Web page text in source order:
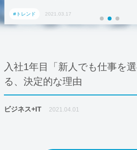
#トレンド 2021.03.17
入社1年目「新人でも仕事を
る、決定的な理由
ビジネス+IT 2021.04.01